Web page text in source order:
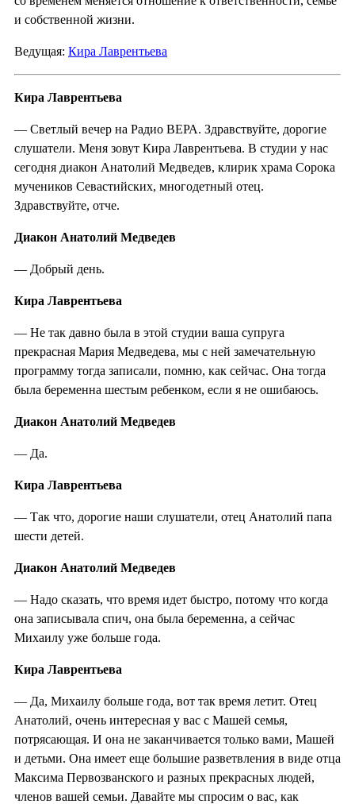
и собственной жизни.
Ведущая: Кира Лаврентьева
Кира Лаврентьева
— Светлый вечер на Радио ВЕРА. Здравствуйте, дорогие
слушатели. Меня зовут Кира Лаврентьева. В студии у нас
сегодня диакон Анатолий Медведев, клирик храма Сорока
мучеников Севастийских, многодетный отец.
Здравствуйте, отче.
Диакон Анатолий Медведев
— Добрый день.
Кира Лаврентьева
— Не так давно была в этой студии ваша супруга
прекрасная Мария Медведева, мы с ней замечательную
программу тогда записали, помню, как сейчас. Она тогда
была беременна шестым ребенком, если я не ошибаюсь.
Диакон Анатолий Медведев
— Да.
Кира Лаврентьева
— Так что, дорогие наши слушатели, отец Анатолий папа
шести детей.
Диакон Анатолий Медведев
— Надо сказать, что время идет быстро, потому что когда
она записывала спич, она была беременна, а сейчас
Михаилу уже больше года.
Кира Лаврентьева
— Да, Михаилу больше года, вот так время летит. Отец
Анатолий, очень интересная у вас с Машей семья,
потрясающая. И она не заканчивается только вами, Машей
и детьми. Она имеет еще большие разветвления в виде отца
Максима Первозванского и разных прекрасных людей,
членов вашей семьи. Давайте мы спросим о вас, как